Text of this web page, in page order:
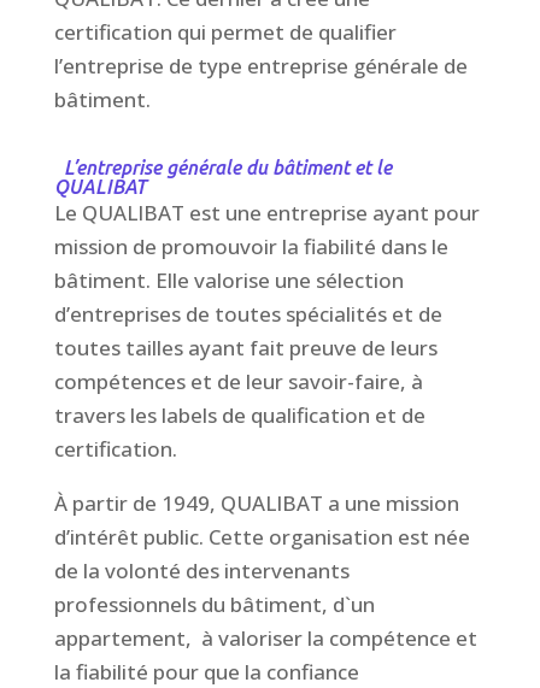
certification qui permet de qualifier
l’entreprise de type entreprise générale de
bâtiment.
L’entreprise générale du bâtiment et le
QUALIBAT
Le QUALIBAT est une entreprise ayant pour
mission de promouvoir la fiabilité dans le
bâtiment. Elle valorise une sélection
d’entreprises de toutes spécialités et de
toutes tailles ayant fait preuve de leurs
compétences et de leur savoir-faire, à
travers les labels de qualification et de
certification.
À partir de 1949, QUALIBAT a une mission
d’intérêt public. Cette organisation est née
de la volonté des intervenants
professionnels du bâtiment, d`un
appartement, à valoriser la compétence et
la fiabilité pour que la confiance